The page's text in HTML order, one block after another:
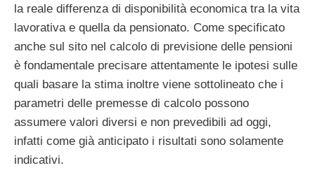
la reale differenza di disponibilità economica tra la vita
lavorativa e quella da pensionato. Come specificato
anche sul sito nel calcolo di previsione delle pensioni
è fondamentale precisare attentamente le ipotesi sulle
quali basare la stima inoltre viene sottolineato che i
parametri delle premesse di calcolo possono
assumere valori diversi e non prevedibili ad oggi,
infatti come già anticipato i risultati sono solamente
indicativi.